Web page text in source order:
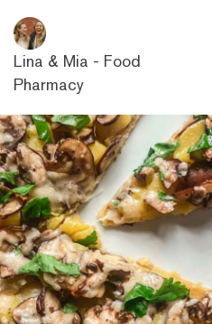
Lina & Mia - Food
Pharmacy